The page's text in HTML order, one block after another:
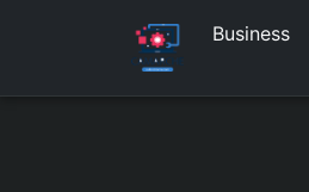
Business